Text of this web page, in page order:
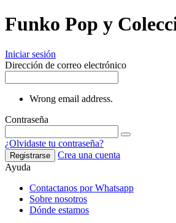
Funko Pop y
Iniciar sesión
Dirección de correo electrónico
Wrong email address.
Contraseña
¿Olvidaste tu contraseña?
Registrarse
Crea una cuenta
Ayuda
Contactanos por Whatsapp
Sobre nosotros
Dónde estamos